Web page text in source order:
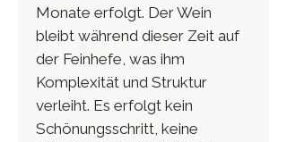
Monate erfolgt. Der Wein
bleibt während dieser Zeit auf
der Feinhefe, was ihm
Komplexität und Struktur
verleiht. Es erfolgt kein
Schönungsschritt, keine